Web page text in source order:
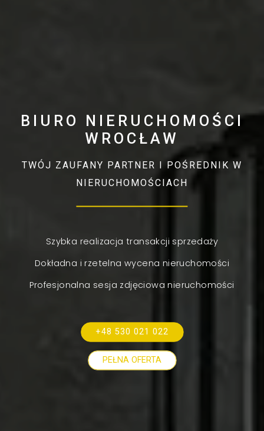
BIURO NIERUCHOMOŚCI
WROCŁAW
TWÓJ ZAUFANY PARTNER I POŚREDNIK W
NIERUCHOMOŚCIACH
Szybka realizacja transakcji sprzedaży
Dokładna i rzetelna wycena nieruchomości
Profesjonalna sesja zdjęciowa nieruchomości
+48 530 021 022
PEŁNA OFERTA